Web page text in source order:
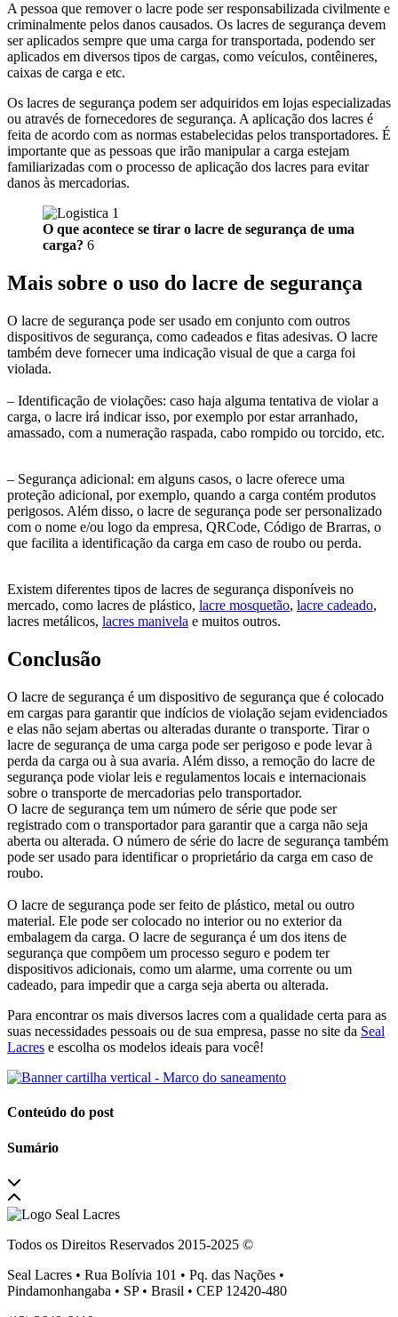
A pessoa que remover o lacre pode ser responsabilizada civilmente e
criminalmente pelos danos causados. Os lacres de segurança devem
ser aplicados sempre que uma carga for transportada, podendo ser
aplicados em diversos tipos de cargas, como veículos, contêineres,
caixas de carga e etc.
Os lacres de segurança podem ser adquiridos em lojas especializadas
ou através de fornecedores de segurança. A aplicação dos lacres é
feita de acordo com as normas estabelecidas pelos transportadores. É
importante que as pessoas que irão manipular a carga estejam
familiarizadas com o processo de aplicação dos lacres para evitar
danos às mercadorias.
O que acontece se tirar o lacre de segurança de uma
carga? 6
Mais sobre o uso do lacre de segurança
O lacre de segurança pode ser usado em conjunto com outros
dispositivos de segurança, como cadeados e fitas adesivas. O lacre
também deve fornecer uma indicação visual de que a carga foi
violada.
– Identificação de violações: caso haja alguma tentativa de violar a
carga, o lacre irá indicar isso, por exemplo por estar arranhado,
amassado, com a numeração raspada, cabo rompido ou torcido, etc.
– Segurança adicional: em alguns casos, o lacre oferece uma
proteção adicional, por exemplo, quando a carga contém produtos
perigosos. Além disso, o lacre de segurança pode ser personalizado
com o nome e/ou logo da empresa, QRCode, Código de Brarras, o
que facilita a identificação da carga em caso de roubo ou perda.
Existem diferentes tipos de lacres de segurança disponíveis no
mercado, como lacres de plástico, lacre mosquetão, lacre cadeado,
lacres metálicos, lacres manivela e muitos outros.
Conclusão
O lacre de segurança é um dispositivo de segurança que é colocado
em cargas para garantir que indícios de violação sejam evidenciados
e elas não sejam abertas ou alteradas durante o transporte. Tirar o
lacre de segurança de uma carga pode ser perigoso e pode levar à
perda da carga ou à sua avaria. Além disso, a remoção do lacre de
segurança pode violar leis e regulamentos locais e internacionais
sobre o transporte de mercadorias pelo transportador.
O lacre de segurança tem um número de série que pode ser
registrado com o transportador para garantir que a carga não seja
aberta ou alterada. O número de série do lacre de segurança também
pode ser usado para identificar o proprietário da carga em caso de
roubo.
O lacre de segurança pode ser feito de plástico, metal ou outro
material. Ele pode ser colocado no interior ou no exterior da
embalagem da carga. O lacre de segurança é um dos itens de
segurança que compõem um processo seguro e podem ter
dispositivos adicionais, como um alarme, uma corrente ou um
cadeado, para impedir que a carga seja aberta ou alterada.
Para encontrar os mais diversos lacres com a qualidade certa para as
suas necessidades pessoais ou de sua empresa, passe no site da Seal
Lacres e escolha os modelos ideais para você!
Conteúdo do post
Sumário
Todos os Direitos Reservados 2015-2025 ©
Seal Lacres • Rua Bolívia 101 • Pq. das Nações •
Pindamonhangaba • SP • Brasil • CEP 12420-480